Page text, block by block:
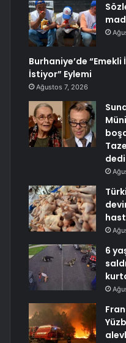
Burhaniye’de
İstiyor” Eylemi
Ağustos 7, 2026
dedi
6